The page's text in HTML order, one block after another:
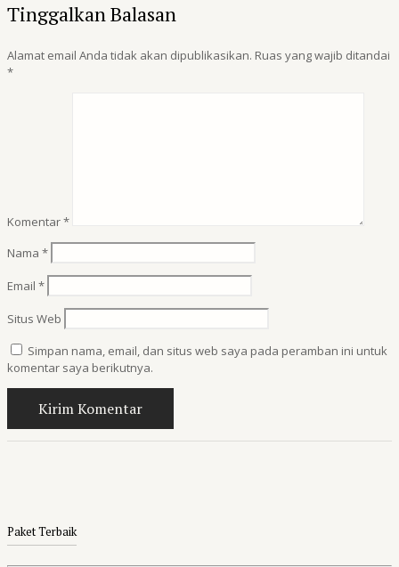
Tinggalkan Balasan
Alamat email Anda tidak akan dipublikasikan. Ruas yang wajib ditandai
*
Komentar*
Nama *
Email *
Situs Web
Simpan nama, email, dan situs web saya pada peramban ini untuk
komentar saya berikutnya.
Paket Terbaik